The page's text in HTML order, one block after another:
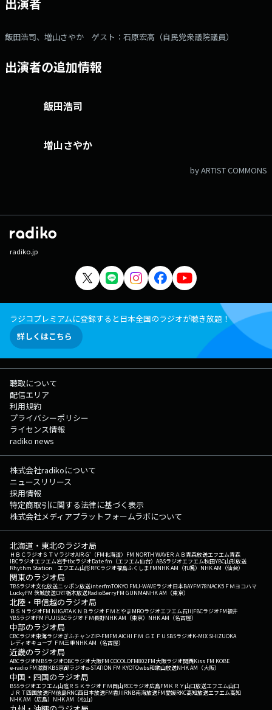
飯田浩司、増山さやか ゲスト：石原宏高（自民党衆議院議員）
出演者の追加情報
飯田浩司
増山さやか
by ARTIST COMMONS
radiko.jp
ラジコプレミアムに登録すると日本全国のラジオが聴き放題！
詳しくはこちら
聴取について
配信エリア
利用規約
プライバシーポリシー
ライセンス情報
radiko news
株式会社radikoについて
ニュースリリース
採用情報
特定商取引に関する法律に基づく表示
株式会社メディアプラットフォームラボについて
北海道・東北のラジオ局
ＨＢＣラジオＳＴＶラジオAIR-G'（FM北海道） FM NORTH WAVEＲＡＢ青森放送エフエム青森
IBCラジオエフエム岩手tbcラジオDate fm（エフエム仙台） ABSラジオエフエム秋田YBC山形放送
Rhythm Station エフエム山形RFCラジオ福島ふくしまFMNHK AM（札幌） NHK AM（仙台）
関東のラジオ局
TBSラジオ文化放送ニッポン放送interfmTOKYO FMJ-WAVEラジオ日本BAYFM78NACK5 ＦＭヨコハマ
LuckyFM 茨城放送CRT栃木放送RadioBerryFM GUNMANHK AM（東京）
北陸・甲信越のラジオ局
ＢＳＮラジオFM NIIGATAＫＮＢラジオ ＦＭとやまMROラジオエフエム石川FBCラジオFM福井
YBSラジオFM FUJISBCラジオ ＦＭ長野NHK AM（東京） NHK AM（名古屋）
中部のラジオ局
CBCラジオ東海ラジオぎふチャンZIP-FMFM AICHI ＦＭ ＧＩＦＵ SBSラジオK-MIX SHIZUOKA
レディオキューブ ＦＭ三重NHK AM（名古屋）
近畿のラジオ局
ABCラジオMBSラジオOBCラジオ大阪FM COCOLOFM802FM大阪ラジオ関西Kiss FM KOBE
e-radio FM滋賀KBS京都ラジオα-STATION FM KYOTOwbs和歌山放送NHK AM（大阪）
中国・四国のラジオ局
BSSラジオエフエム山陰ＲＳＫラジオ ＦＭ岡山RCCラジオ広島FM ＫＲＹ山口放送エフエム山口
ＪＲＴ四国放送FM徳島RNC西日本放送FM香川RNB南海放送FM愛媛RKC高知放送エフエム高知
NHK AM（広島） NHK AM（松山）